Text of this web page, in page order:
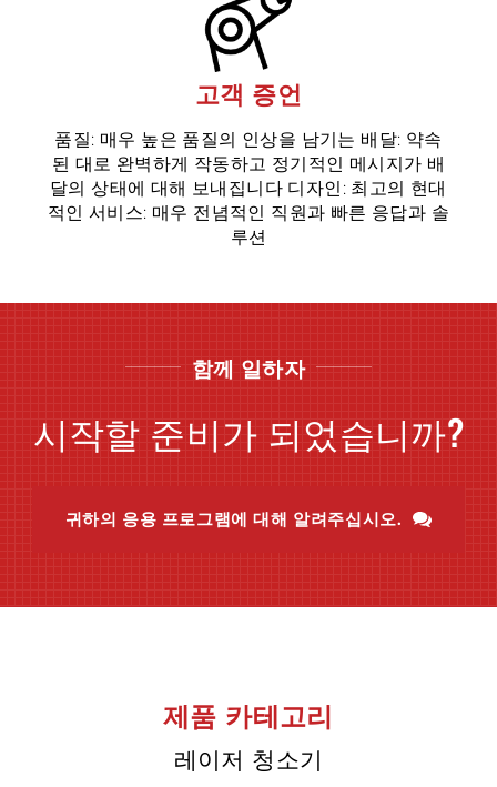
고객 증언
품질: 매우 높은 품질의 인상을 남기는 배달: 약속
된 대로 완벽하게 작동하고 정기적인 메시지가 배
달의 상태에 대해 보내집니다 디자인: 최고의 현대
적인 서비스: 매우 전념적인 직원과 빠른 응답과 솔
루션
함께 일하자
시작할 준비가 되었습니까?
귀하의 응용 프로그램에 대해 알려주십시오.
제품 카테고리
레이저 청소기